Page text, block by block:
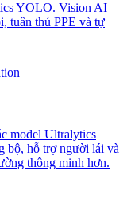
YOLO. Vision AI
tuân thủ PPE và tự
model Ultralytics
bộ, hỗ trợ người lái và
thông minh hơn.